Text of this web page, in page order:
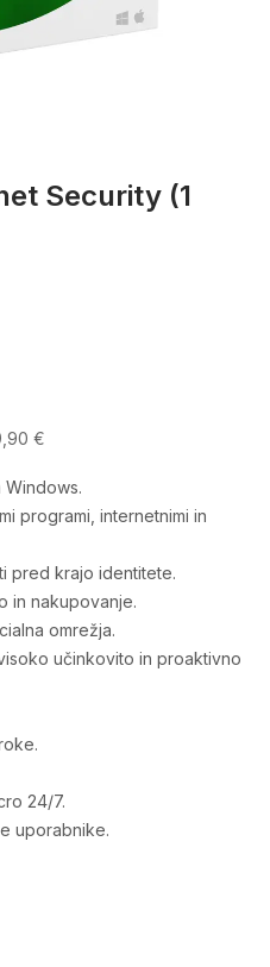
Security (1
€
Windows.
programi, internetnimi in
pred krajo identitete.
in nakupovanje.
omrežja.
učinkovito in proaktivno
24/7.
uporabnike.